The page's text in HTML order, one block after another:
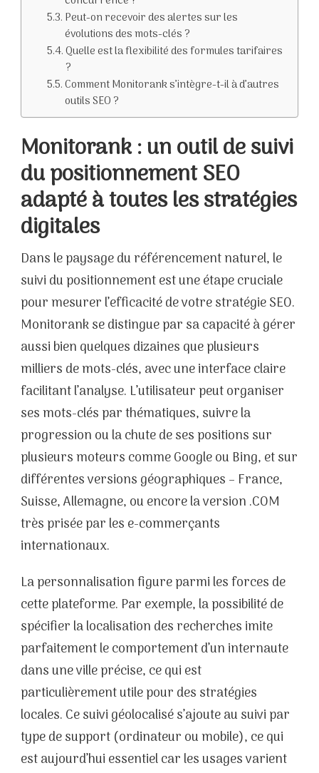
Peut-on recevoir des alertes sur les
évolutions des mots-clés ?
Quelle est la flexibilité des formules tarifaires
?
Comment Monitorank s’intègre-t-il à d’autres
outils SEO ?
Monitorank : un outil de suivi
du positionnement SEO
adapté à toutes les stratégies
digitales
Dans le paysage du référencement naturel, le
suivi du positionnement est une étape cruciale
pour mesurer l’efficacité de votre stratégie SEO.
Monitorank se distingue par sa capacité à gérer
aussi bien quelques dizaines que plusieurs
milliers de mots-clés, avec une interface claire
facilitant l’analyse. L’utilisateur peut organiser
ses mots-clés par thématiques, suivre la
progression ou la chute de ses positions sur
plusieurs moteurs comme Google ou Bing, et sur
différentes versions géographiques – France,
Suisse, Allemagne, ou encore la version .COM
très prisée par les e-commerçants
internationaux.
La personnalisation figure parmi les forces de
cette plateforme. Par exemple, la possibilité de
spécifier la localisation des recherches imite
parfaitement le comportement d’un internaute
dans une ville précise, ce qui est
particulièrement utile pour des stratégies
locales. Ce suivi géolocalisé s’ajoute au suivi par
type de support (ordinateur ou mobile), ce qui
est aujourd’hui essentiel car les usages varient